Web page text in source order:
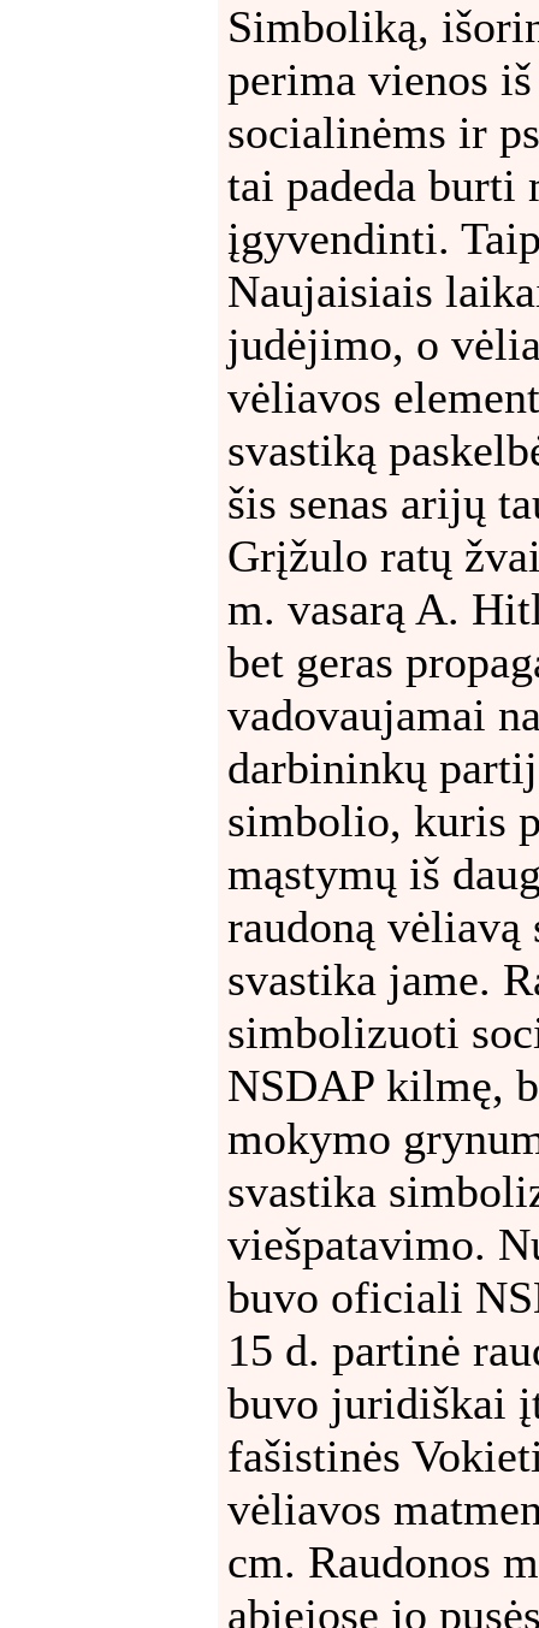
Simboliką,
perima vienos
socialinėms ir
tai padeda burti
įgyvendinti.
Naujaisiais
judėjimo, o
vėliavos
svastiką
šis senas arijų
Grįžulo ratų
m. vasarą A.
bet geras
vadovaujamai
darbininkų
simbolio, kuris
mąstymų iš
raudoną
svastika jame.
simbolizuoti
NSDAP kilmę,
mokymo
svastika
viešpatavimo.
buvo oficiali
15 d. partinė
buvo juridiškai
fašistinės
vėliavos
cm. Raudonos
abiejose jo